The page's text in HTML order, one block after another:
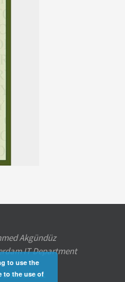
Akgündüz
IT Department
&WordPress.
to use the
to the use of